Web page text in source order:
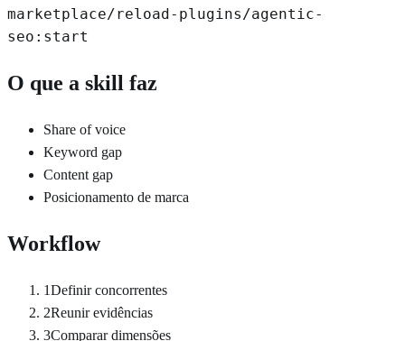
marketplace/reload-plugins/agentic-
seo:start
O que a skill faz
Share of voice
Keyword gap
Content gap
Posicionamento de marca
Workflow
1Definir concorrentes
2Reunir evidências
3Comparar dimensões